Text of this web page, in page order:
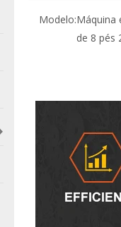
Modelo:Máquina
de 8 pés